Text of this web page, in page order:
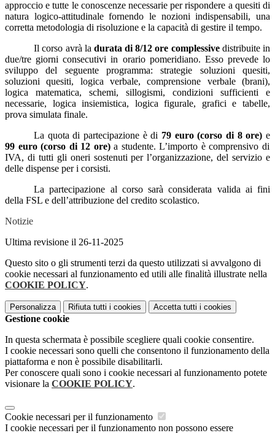
approccio e tutte le conoscenze necessarie per rispondere a quesiti di
natura logico-attitudinale fornendo le nozioni indispensabili, una
corretta metodologia di risoluzione e la capacità di gestire il tempo.
Il corso avrà la durata di 8/12 ore complessivedistribuite in
due/tre giorni consecutivi in orario pomeridiano. Esso prevede lo
sviluppo del seguente programma: strategie soluzioni quesiti,
soluzioni quesiti, logica verbale, comprensione verbale (brani),
logica matematica, schemi, sillogismi, condizioni sufficienti e
necessarie, logica insiemistica, logica figurale, grafici e tabelle,
prova simulata finale.
La quota di partecipazione è di 79 euro (corso di 8 ore) e
99 euro (corso di 12 ore)a studente. L’importo è comprensivo di
IVA, di tutti gli oneri sostenuti per l’organizzazione, del servizio e
delle dispense per i corsisti.
La partecipazione al corso sarà considerata valida ai fini
della FSL e dell’attribuzione del credito scolastico.
Notizie
Ultima revisione il 26-11-2025
Questo sito o gli strumenti terzi da questo utilizzati si avvalgono di
cookie necessari al funzionamento ed utili alle finalità illustrate nella
COOKIE POLICY.
Personalizza Rifiuta tutti i cookies Accetta tutti i cookies
Gestione cookie
In questa schermata è possibile scegliere quali cookie consentire.
I cookie necessari sono quelli che consentono il funzionamento della
piattaforma e non è possibile disabilitarli.
Per conoscere quali sono i cookie necessari al funzionamento potete
visionare la COOKIE POLICY.
Cookie necessari per il funzionamento
I cookie necessari per il funzionamento non possono essere